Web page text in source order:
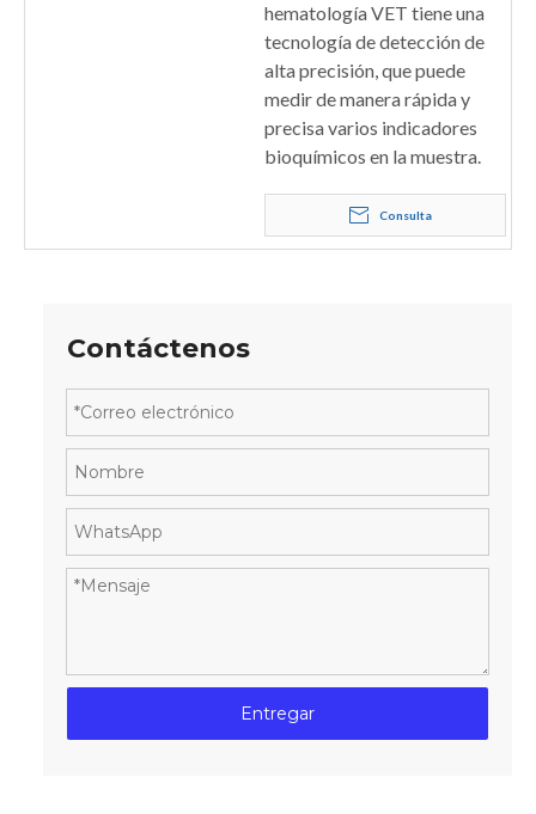
hematología VET tiene una
tecnología de detección de
alta precisión, que puede
medir de manera rápida y
precisa varios indicadores
bioquímicos en la muestra.
Consulta
Contáctenos
Entregar